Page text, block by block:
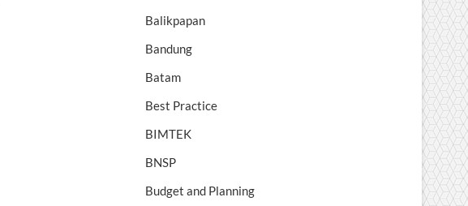
Balikpapan
Bandung
Batam
Best Practice
BIMTEK
BNSP
Budget and Planning